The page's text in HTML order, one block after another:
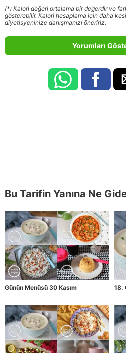
(*) Kalori değeri ortalama bir değerdir ve
gösterebilir. Kalori hesaplama için daha
diyetisyeninize danışmanızı öneririz.
Yorumları
Bu Tarifin Yanına Ne
Günün Menüsü 30 Kasım 18.